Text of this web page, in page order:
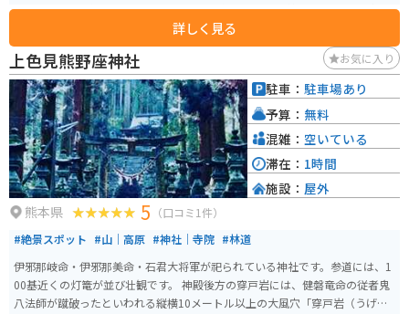
数の産地として知られています。しいたけ以外にも、季節の野菜や果物が並
び、お土産に購入していく人も多いです。 レストランでは、地元の食材をふ
んだんに使った料理を楽しむことができます。名物は、原木しいたけを贅沢
に使った「しいたけ丼」です。肉厚でジューシーなしいたけの旨みが口いっ
ぱいに広がります。 バイクツーリングで訪れる場合、道の駅 あさじは休憩場
所として最適です。駐車場も広く、トイレも完備されています。周辺には、耶
馬渓や九重連山など、ツーリングスポットも点在しているので、拠点として
もおすすめです。
詳しく見る
上色見熊野座神社 お気に入り
熊本県 5 （口コミ1件）
#絶景スポット #山｜高原 #神社｜寺院 #林道
伊邪那岐命・伊邪那美命・石君大将軍が祀られている神社です。参道には、1
00基近くの灯篭が並び壮観です。 神殿後方の穿戸岩には、健磐竜命の従者鬼
八法師が蹴破ったといわれる縦横10メートル以上の大風穴「穿戸岩（うげと
駐車： 駐車場あり
予算： 無料
混雑： 空いている
滞在： 1時間
施設： 屋外